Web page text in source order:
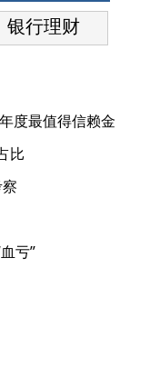
银行理财
度最值得信赖金
比
亏”